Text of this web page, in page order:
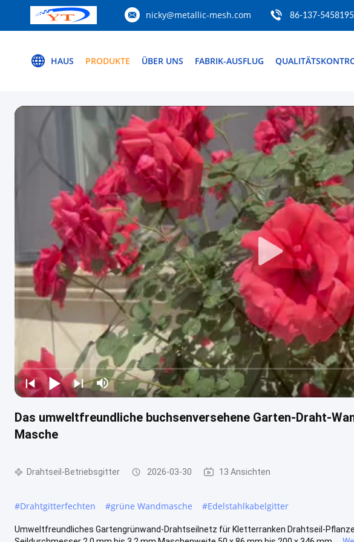
nicky@metallic-mesh.com 86-137-
HAUS PRODUKTE ÜBER UNS FABRIK-AUSFLUG
Das umweltfreundliche buchsenversehene Garten-Draht-
Masche
Drahtseil-Betriebsgitter 2026-03-30 13 Ansichten
#Drahtgitterfechten #grüne Wandmasche #Edelstahlkabelgitter
Umweltfreundliches Gartengrünwand-Drahtseilnetz für Kletterranken Drahtseil-